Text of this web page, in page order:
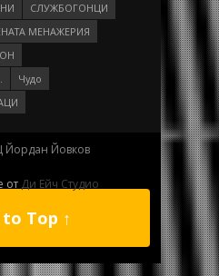
СЛУЖБОГОНЦИ
МЕНАЖЕРИЯ
Чудо
Йордан Йовков
от Ди Ейч Студио
Top ↑